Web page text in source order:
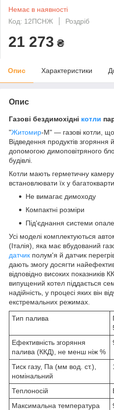
Немає в наявності
Код: 12ПСНЖ
Роздріб
21 273 ₴
Опис Характеристики
Опис
Газові бездимохідні котли
"Житомир-М" — газові котли,
Відведення продуктів згоряння
допомогою димоповітряного
будівлі.
Котли мають герметичну
встановлювати їх у
Не вимагає димоходу
Компактні розміри
Під'єднання системи
Усі моделі комплектуються
(Італія), яка має вбудований
датчик полум'я й датчик
дають змогу досягти
відповідно високих показників
випущений котел піддається
надійність, у процесі яких він
екстремальних режимах.
Тип палива
Ефективність згоряння
палива (ККД), не менш ніж %
Тиск газу, Па (мм вод. ст.),
номінальний
Теплоносій
Максимальна температура